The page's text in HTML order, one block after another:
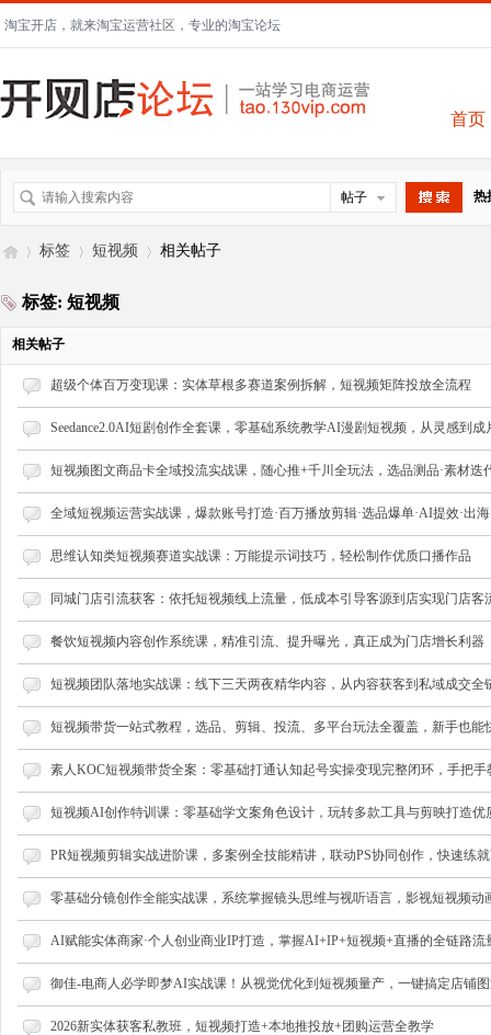
淘宝开店，就来淘宝运营社区，专业的淘宝论坛
首页
帖子 热
开›
标签 短视频 相关帖子
标签: 短视频
相关帖子
超级个体百万变现课：实体草根多赛道案例拆解，短视频矩阵投放全流程
Seedance2.0AI短剧创作全套课，零基础系统教学AI漫剧短视频，从灵感到成
短视频图文商品卡全域投流实战课，随心推+千川全玩法，选品测品·素材迭
全域短视频运营实战课，爆款账号打造·百万播放剪辑·选品爆单·AI提效·出海
思维认知类短视频赛道实战课：万能提示词技巧，轻松制作优质口播作品
同城门店引流获客：依托短视频线上流量，低成本引导客源到店实现门店客
餐饮短视频内容创作系统课，精准引流、提升曝光，真正成为门店增长利器
短视频团队落地实战课：线下三天两夜精华内容，从内容获客到私域成交全
短视频带货一站式教程，选品、剪辑、投流、多平台玩法全覆盖，新手也能
素人KOC短视频带货全案：零基础打通认知起号实操变现完整闭环，手把手
短视频AI创作特训课：零基础学文案角色设计，玩转多款工具与剪映打造优
PR短视频剪辑实战进阶课，多案例全技能精讲，联动PS协同创作，快速练
零基础分镜创作全能实战课，系统掌握镜头思维与视听语言，影视短视频动
AI赋能实体商家·个人创业商业IP打造，掌握AI+IP+短视频+直播的全链路流
御佳-电商人必学即梦AI实战课！从视觉优化到短视频量产，一键搞定店铺
2026新实体获客私教班，短视频打造+本地推投放+团购运营全教学